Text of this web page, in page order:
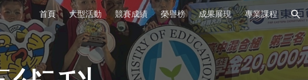
Skip to navigation
首頁 大型活動 競賽成績 榮譽榜 成果展現 專業課程